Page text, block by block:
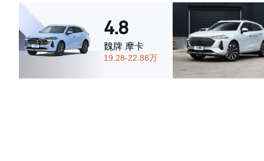
4.8
魏牌 摩卡
19.28-22.88万